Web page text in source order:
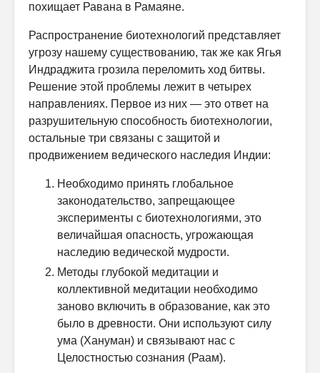
похищает Равана в Рамаяне.
Распространение биотехнологий представляет
угрозу нашему существованию, так же как Ягья
Индраджита грозила переломить ход битвы.
Решение этой проблемы лежит в четырех
направлениях. Первое из них — это ответ на
разрушительную способность биотехнологии,
остальные три связаны с защитой и
продвижением ведического наследия Индии:
Необходимо принять глобальное
законодательство, запрещающее
эксперименты с биотехнологиями, это
величайшая опасность, угрожающая
наследию ведической мудрости.
Методы глубокой медитации и
коллективной медитации необходимо
заново включить в образование, как это
было в древности. Они используют силу
ума (Хануман) и связывают нас с
Целостностью сознания (Раам).